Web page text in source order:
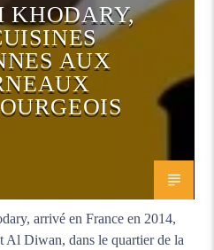
KHODARY,
AUX
arrivé en France en 2014,
Al Diwan, dans le quartier de la